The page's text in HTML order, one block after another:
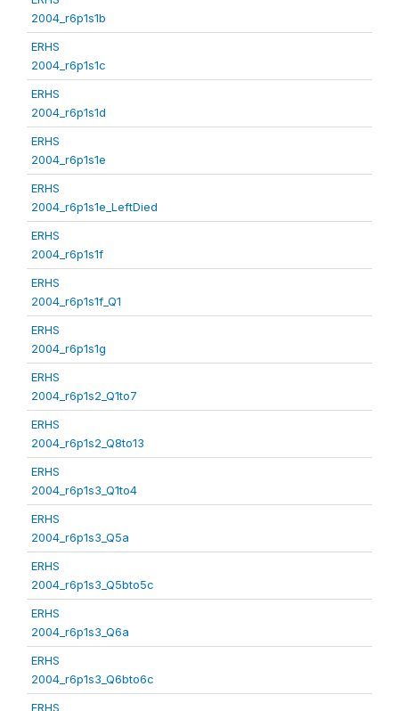
2004_r6p1s1b
ERHS
2004_r6p1s1c
ERHS
2004_r6p1s1d
ERHS
2004_r6p1s1e
ERHS
2004_r6p1s1e_LeftDied
ERHS
2004_r6p1s1f
ERHS
2004_r6p1s1f_Q1
ERHS
2004_r6p1s1g
ERHS
2004_r6p1s2_Q1to7
ERHS
2004_r6p1s2_Q8to13
ERHS
2004_r6p1s3_Q1to4
ERHS
2004_r6p1s3_Q5a
ERHS
2004_r6p1s3_Q5bto5c
ERHS
2004_r6p1s3_Q6a
ERHS
2004_r6p1s3_Q6bto6c
ERHS